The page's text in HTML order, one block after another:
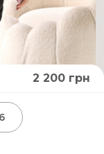
2 200 грн